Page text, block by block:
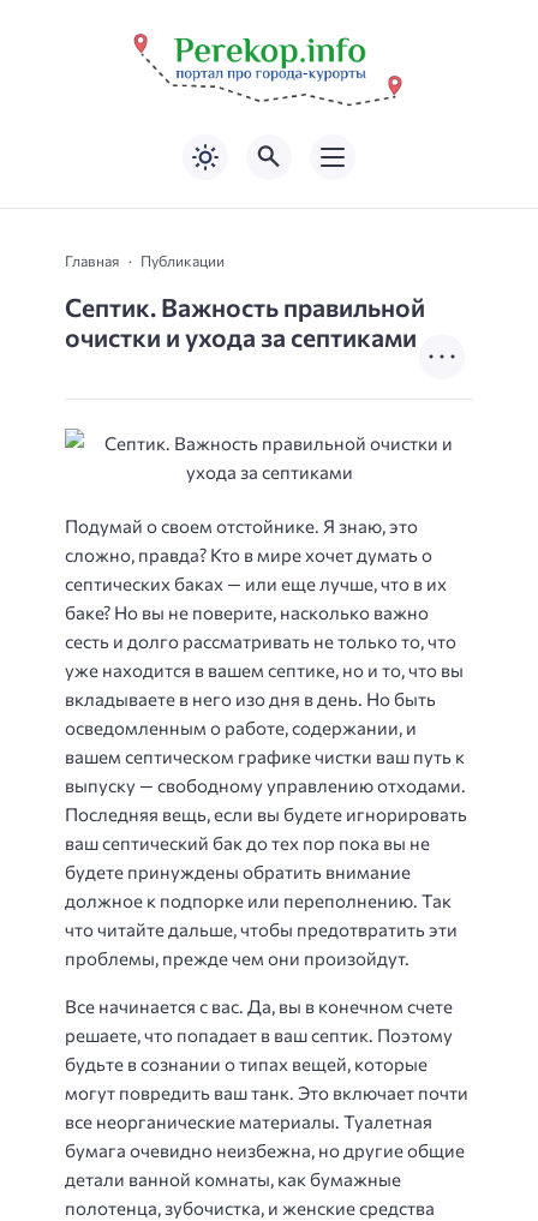
Главная Публикации
Септик. Важность правильной
очистки и ухода за септиками
Подумай о своем отстойнике. Я знаю, это
сложно, правда? Кто в мире хочет думать о
септических баках — или еще лучше, что в их
баке? Но вы не поверите, насколько важно
сесть и долго рассматривать не только то, что
уже находится в вашем септике, но и то, что вы
вкладываете в него изо дня в день. Но быть
осведомленным о работе, содержании, и
вашем септическом графике чистки ваш путь к
выпуску — свободному управлению отходами.
Последняя вещь, если вы будете игнорировать
ваш септический бак до тех пор пока вы не
будете принуждены обратить внимание
должное к подпорке или переполнению. Так
что читайте дальше, чтобы предотвратить эти
проблемы, прежде чем они произойдут.
Все начинается с вас. Да, вы в конечном счете
решаете, что попадает в ваш септик. Поэтому
будьте в сознании о типах вещей, которые
могут повредить ваш танк. Это включает почти
все неорганические материалы. Туалетная
бумага очевидно неизбежна, но другие общие
детали ванной комнаты, как бумажные
полотенца, зубочистка, и женские средства